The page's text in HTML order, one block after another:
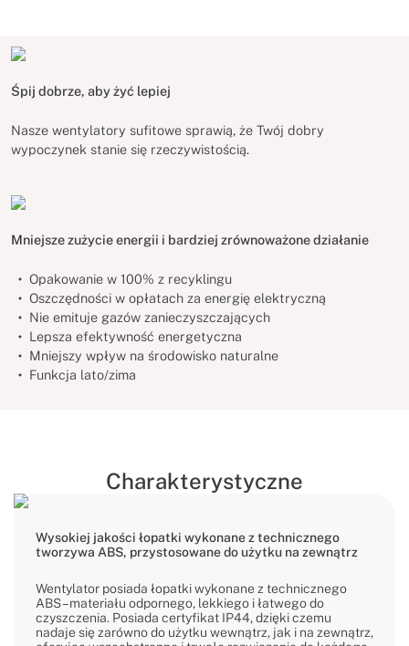
Śpij dobrze, aby żyć lepiej
Nasze wentylatory sufitowe sprawią, że Twój dobry
wypoczynek stanie się rzeczywistością.
Mniejsze zużycie energii i bardziej zrównoważone działanie
Opakowanie w 100% z recyklingu
Oszczędności w opłatach za energię elektryczną
Nie emituje gazów zanieczyszczających
Lepsza efektywność energetyczna
Mniejszy wpływ na środowisko naturalne
Funkcja lato/zima
Charakterystyczne
Wysokiej jakości łopatki wykonane z technicznego
tworzywa ABS, przystosowane do użytku na zewnątrz
Wentylator posiada łopatki wykonane z technicznego
ABS – materiału odpornego, lekkiego i łatwego do
czyszczenia. Posiada certyfikat IP44, dzięki czemu
nadaje się zarówno do użytku wewnątrz, jak i na zewnątrz,